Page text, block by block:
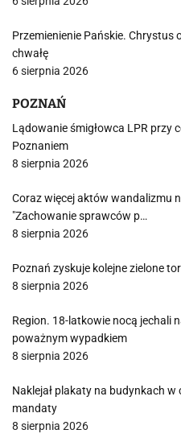
Przemienienie Pańskie. Chrystus
chwałę
6 sierpnia 2026
POZNAŃ
Lądowanie śmigłowca LPR przy
Poznaniem
8 sierpnia 2026
Coraz więcej aktów wandalizmu
"Zachowanie sprawców p…
8 sierpnia 2026
Poznań zyskuje kolejne zielone
8 sierpnia 2026
Region. 18-latkowie nocą jechali
poważnym wypadkiem
8 sierpnia 2026
Naklejał plakaty na budynkach
mandaty
8 sierpnia 2026